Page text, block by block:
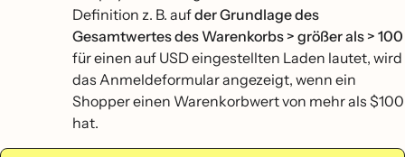
Definition z. B. aufder Grundlage des
Gesamtwertes des Warenkorbs > größer als > 100
für einen auf USD eingestellten Laden lautet, wird
das Anmeldeformular angezeigt, wenn ein
Shopper einen Warenkorbwert von mehr als $100
hat.